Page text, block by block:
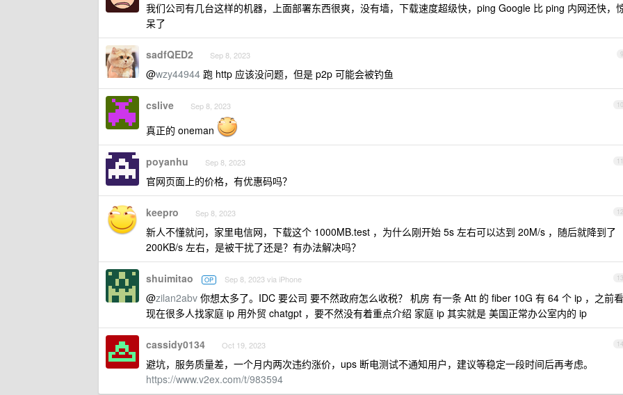
我们公司有几台这样的机器，上面部署东西很爽，没有墙，下载速度超级快，ping Google 比 ping 内网还快，
呆了
9
sadfQED2 Sep 8, 2023
@wzy44944 跑 http 应该没问题，但是 p2p 可能会被钓鱼
10
cslive Sep 8, 2023
真正的 oneman
11
poyanhu Sep 8, 2023
官网页面上的价格，有优惠码吗？
12
keepro Sep 8, 2023
新人不懂就问，家里电信网，下载这个 1000MB.test ，为什么刚开始 5s 左右可以达到 20M/s ，随后就降到了
200KB/s 左右，是被干扰了还是？有办法解决吗？
13
shuimitao OP Sep 8, 2023 via iPhone
@zilan2abv 你想太多了。IDC 要公司 要不然政府怎么收税？ 机房 有一条 Att 的 fiber 10G 有 64 个 ip ，之前看
现在很多人找家庭 ip 用外贸 chatgpt ，要不然没有着重点介绍 家庭 ip 其实就是 美国正常办公室内的 ip
14
cassidy0134 Oct 19, 2023
避坑，服务质量差，一个月内两次违约涨价，ups 断电测试不通知用户，建议等稳定一段时间后再考虑。
https://www.v2ex.com/t/983594